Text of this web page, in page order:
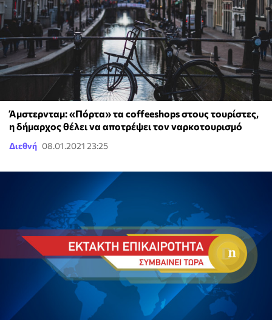
Άμστερνταμ: «Πόρτα» τα coffeeshops στους τουρίστες,
η δήμαρχος θέλει να αποτρέψει τον ναρκοτουρισμό
Διεθνή 08.01.2021 23:25